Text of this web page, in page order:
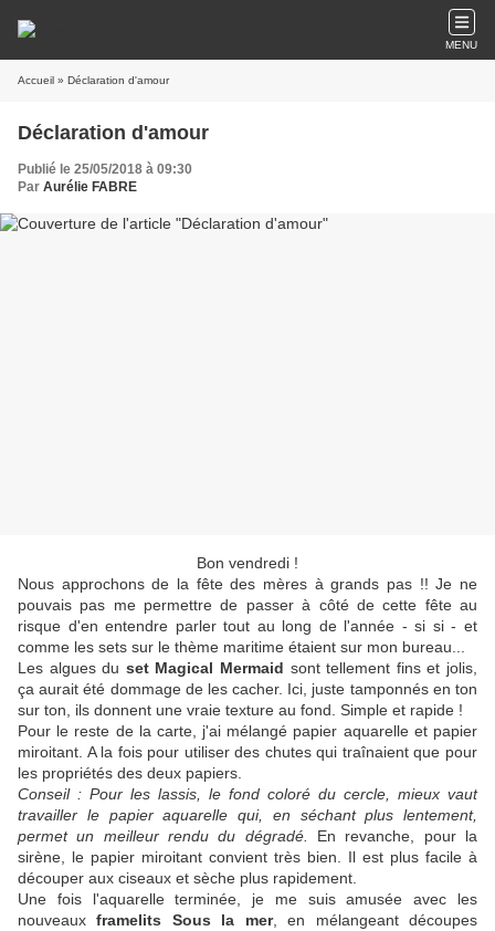
MENU
Accueil » Déclaration d'amour
Déclaration d'amour
Publié le 25/05/2018 à 09:30
Par Aurélie FABRE
Bon vendredi !
Nous approchons de la fête des mères à grands pas !! Je ne
pouvais pas me permettre de passer à côté de cette fête au
risque d'en entendre parler tout au long de l'année - si si - et
comme les sets sur le thème maritime étaient sur mon bureau...
Les algues du set Magical Mermaid sont tellement fins et jolis,
ça aurait été dommage de les cacher. Ici, juste tamponnés en ton
sur ton, ils donnent une vraie texture au fond. Simple et rapide !
Pour le reste de la carte, j'ai mélangé papier aquarelle et papier
miroitant. A la fois pour utiliser des chutes qui traînaient que pour
les propriétés des deux papiers.
Conseil : Pour les lassis, le fond coloré du cercle, mieux vaut
travailler le papier aquarelle qui, en séchant plus lentement,
permet un meilleur rendu du dégradé.
En revanche, pour la
sirène, le papier miroitant convient très bien. Il est plus facile à
découper aux ciseaux et sèche plus rapidement.
Une fois l'aquarelle terminée, je me suis amusée avec les
nouveauxframelits Sous la mer, en mélangeant découpes